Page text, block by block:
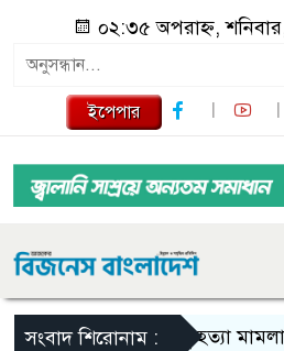
০২:৩৫ অপরাহ্ন,
ইপেপার
সংবাদ শিরোনাম :তনু হত্যা মামলায় ফের